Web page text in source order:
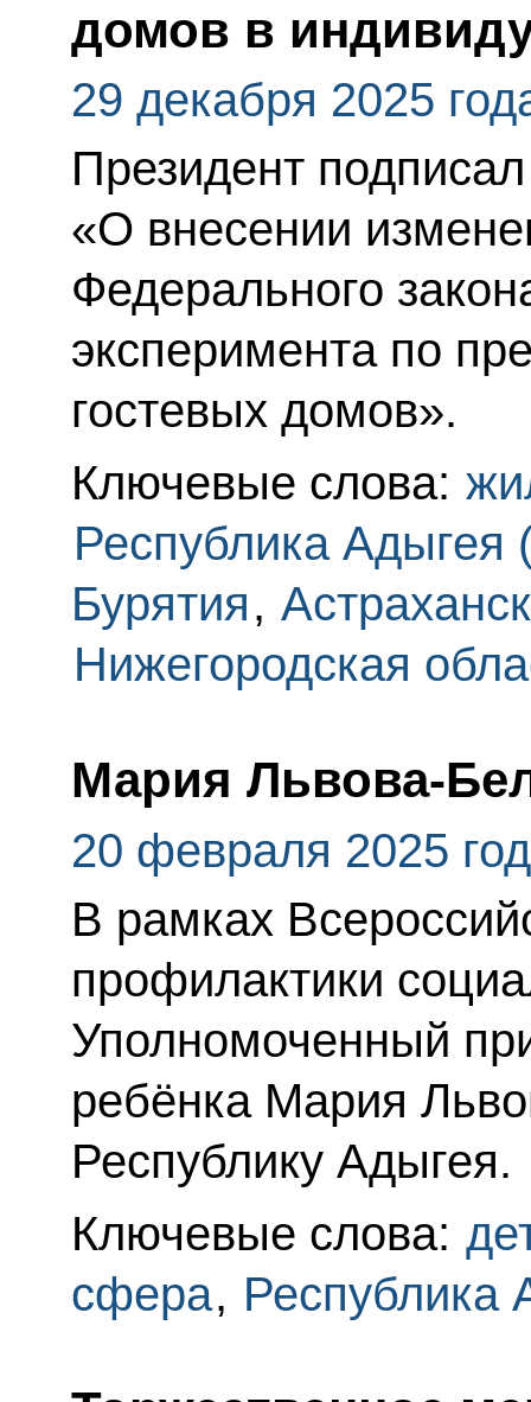
домов в
29 декабря 2025
Президент
«О внесении
Федерального
эксперимента по
гостевых домов».
Ключевые слова:
Республика Адыгея
Бурятия,
Нижегородская
Мария Львова-
20 февраля 2025
В рамках
профилактики
Уполномоченный
ребёнка Мария
Республику Адыгея.
Ключевые слова:
сфера, Республика